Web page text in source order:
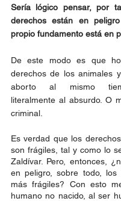
Sería lógico pensar, por
derechos están en
propio fundamento está en
De este modo es que
derechos de los animales
aborto al mismo
literalmente al absurdo. O
criminal.
Es verdad que los
son frágiles, tal y como lo
Zaldívar. Pero, entonces,
en peligro, sobre todo, los
más frágiles? Con esto
humano no nacido, al ser